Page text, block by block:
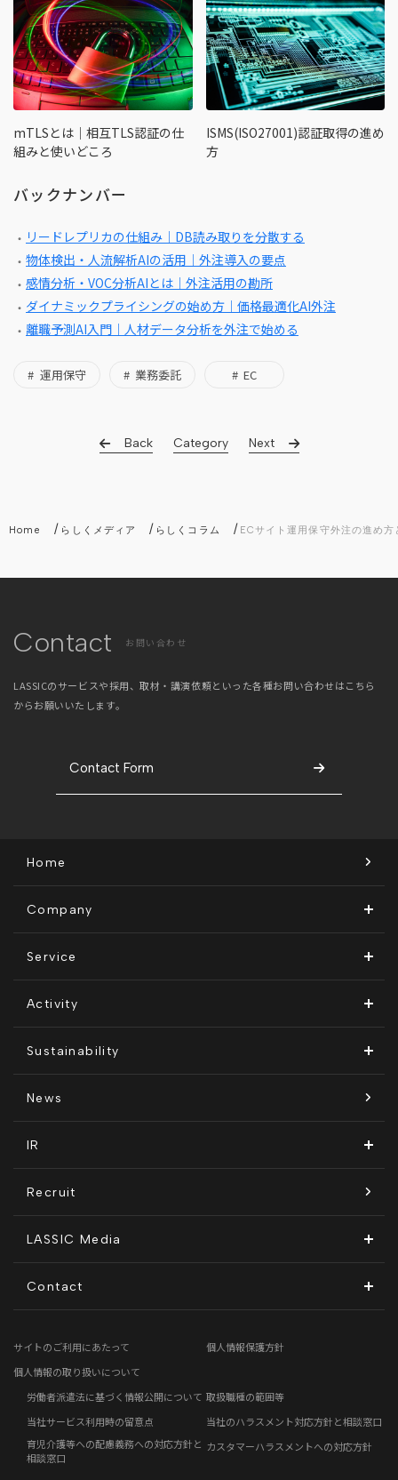
mTLSとは｜相互TLS認証の仕
組みと使いどころ
ISMS(ISO27001)認証取得の進め
方
バックナンバー
リードレプリカの仕組み｜DB読み取りを分散する
物体検出・人流解析AIの活用｜外注導入の要点
感情分析・VOC分析AIとは｜外注活用の勘所
ダイナミックプライシングの始め方｜価格最適化AI外注
離職予測AI入門｜人材データ分析を外注で始める
運用保守 業務委託 EC
Back Category Next
Home / らしくメディア / らしくコラム / ECサイト運用保守外注の進め
Contact お問い合わせ
LASSICのサービスや採用、取材・講演依頼といった各種お問い合わせはこちら
からお願いいたします。
Contact Form
Home
Company
ビジョン・ミッション
会社概要
沿革
Service
Remogu（リモグ）・リラシク
Remoguフリーランス
Activity
メディア運営
テレリモ総研
Sustainability
SDGsに対する取り組み
コンプライアンス推進体制
News
IR
開示情報
コーポレート・ガバナンス
Recruit
LASSIC Media
地方創生コラム
お客さまの声
社員の声
事例紹介
Contact
サイトのご利用にあたって
個人情報保護方針
個人情報の取り扱いについて
労働者派遣法に基づく情報公開について 取扱職種の範囲等
当社サービス利用時の留意点
当社のハラスメント対応方針と相談窓口
育児介護等への配慮義務への対応方針と
相談窓口
カスタマーハラスメントへの対応方針